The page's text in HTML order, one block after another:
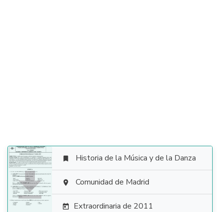

 Historia de la Música y de la Danza
 Comunidad de Madrid
 Extraordinaria de 2011